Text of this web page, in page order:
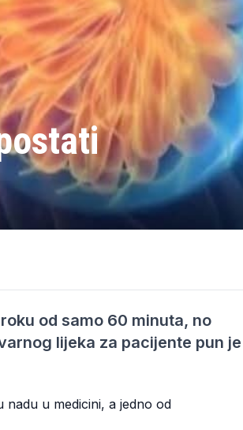
od samo 60 minuta, no
lijeka za pacijente pun je
nadu u medicini, a jedno od